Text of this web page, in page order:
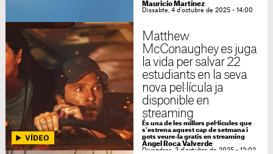
Mauricio Martínez
Dissabte, 4 d'octubre de 2025 - 14:00
Matthew
McConaughey es juga
la vida per salvar 22
estudiants en la seva
nova pel·lícula ja
disponible en
streaming
És una de les millors pel·lícules que
s'estrena aquest cap de setmana i
pots veure-la gratis en streaming
Ángel Roca Valverde
Divendres, 3 d'octubre de 2025 - 12:02